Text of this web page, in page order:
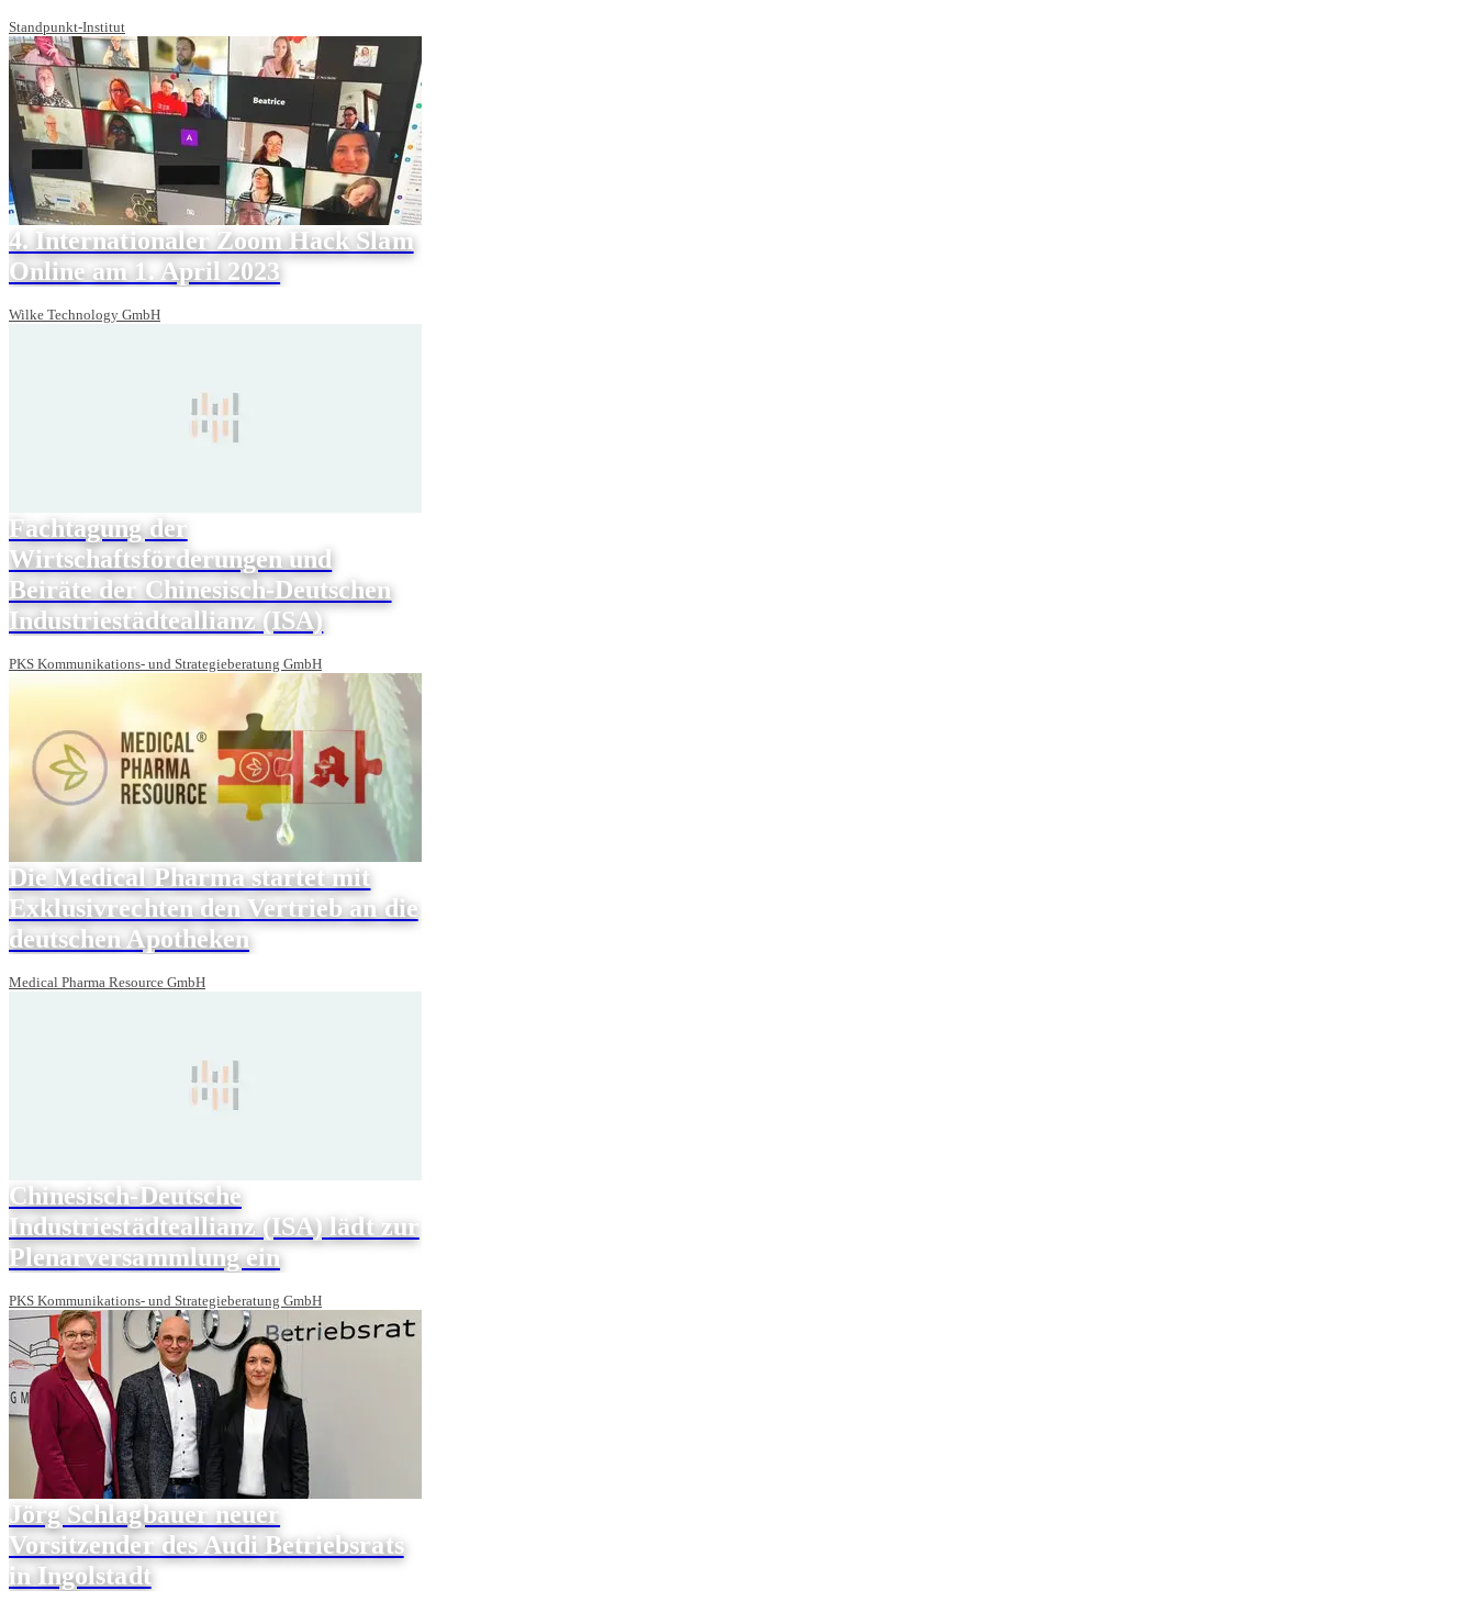
Standpunkt-Institut
4. Internationaler Zoom Hack Slam
Online am 1. April 2023
Wilke Technology GmbH
Fachtagung der
Wirtschaftsförderungen und
Beiräte der Chinesisch-Deutschen
Industriestädteallianz (ISA)
PKS Kommunikations- und Strategieberatung GmbH
Die Medical Pharma startet mit
Exklusivrechten den Vertrieb an die
deutschen Apotheken
Medical Pharma Resource GmbH
Chinesisch-Deutsche
Industriestädteallianz (ISA) lädt zur
Plenarversammlung ein
PKS Kommunikations- und Strategieberatung GmbH
Jörg Schlagbauer neuer
Vorsitzender des Audi Betriebsrats
in Ingolstadt